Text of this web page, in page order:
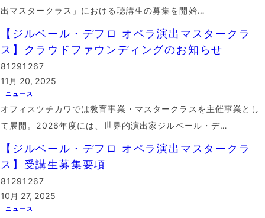
出マスタークラス」における聴講生の募集を開始…
【ジルベール・デフロ オペラ演出マスタークラ
ス】クラウドファウンディングのお知らせ
81291267
11月 20, 2025
ニュース
オフィスツチカワでは教育事業・マスタークラスを主催事業とし
て展開。2026年度には、世界的演出家ジルベール・デ…
【ジルベール・デフロ オペラ演出マスタークラ
ス】受講生募集要項
81291267
10月 27, 2025
ニュース